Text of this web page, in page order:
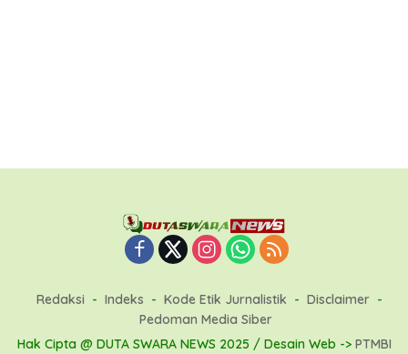
Redaksi Indeks Kode Etik Jurnalistik
Disclaimer
Pedoman Media Siber
Hak Cipta @ DUTA SWARA NEWS 2025 / Desain Web -> PTMBI